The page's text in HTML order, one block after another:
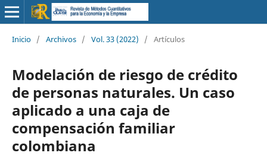
Inicio / Archivos / Vol. 33 (2022) / Artículos
Modelación de riesgo de crédito
de personas naturales. Un caso
aplicado a una caja de
compensación familiar
colombiana